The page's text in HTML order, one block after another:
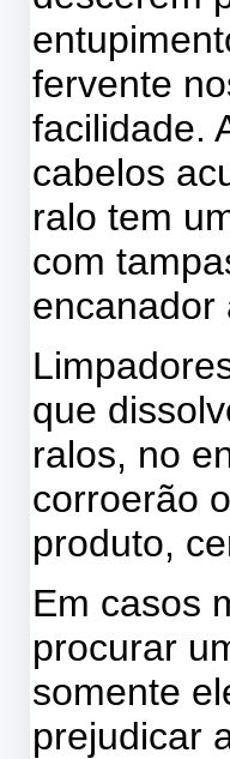
fervente
facilidade.
cabelos
ralo tem
com
encanador
que
ralos, no
corroerão
produto,
Em casos
procurar
somente
prejudicar